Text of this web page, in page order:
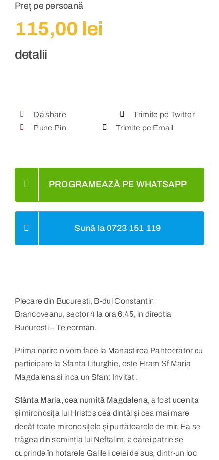
Preț pe persoană
115,00 lei
detalii
Dă share
Trimite pe Twitter
Pune Pin
Trimite pe Email
PROGRAMEAZĂ PE WHATSAPP
Sună la 0723 151 119
Plecare din Bucuresti, B-dul Constantin
Brancoveanu, sector 4 la ora 6:45, in directia
Bucuresti – Teleorman.
Prima oprire o vom face la Manastirea Pantocrator cu
participare la Sfanta Liturghie, este Hram Sf Maria
Magdalena si inca un Sfant Invitat .
Sfânta Maria, cea numită Magdalena, a fost ucenița
și mirono­sița lui Hristos cea dintâi și cea mai mare
decât toate mironosițele și purtătoarele de mir. Ea se
trăgea din seminția lui Neftalim, a cărei patrie se
cuprinde în hotarele Galileii celei de sus, dintr-un loc